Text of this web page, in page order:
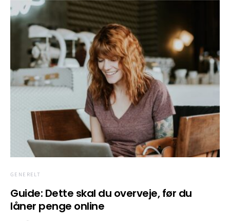
GENERELT
Guide: Dette skal du overveje, før du
låner penge online